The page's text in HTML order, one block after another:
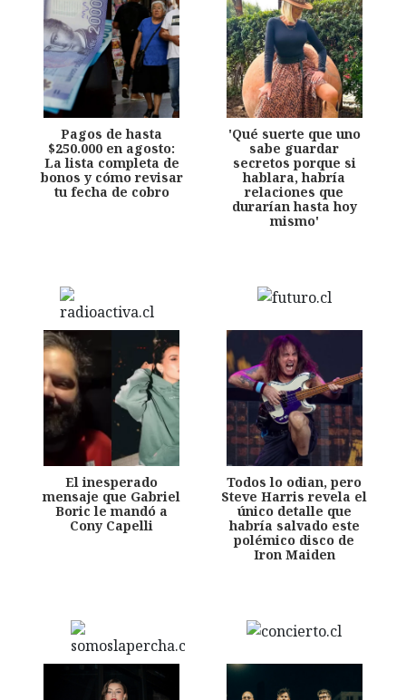
Pagos de hasta
$250.000 en agosto:
La lista completa de
bonos y cómo revisar
tu fecha de cobro
'Qué suerte que uno
sabe guardar
secretos porque si
hablara, habría
relaciones que
durarían hasta hoy
mismo'
El inesperado
mensaje que Gabriel
Boric le mandó a
Cony Capelli
Todos lo odian, pero
Steve Harris revela el
único detalle que
habría salvado este
polémico disco de
Iron Maiden